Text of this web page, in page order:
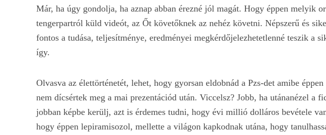
Már, ha úgy gondolja, ha aznap abban érezné jól magát. Hogy éppen melyik
tengerpartról küld videót, az Őt követőknek az nehéz követni. Népszerű és
fontos a tudása, teljesítménye, eredményei megkérdőjelezhetetlenné teszik a
így.
Olvasva az élettörténetét, lehet, hogy gyorsan eldobnád a Pzs-det amibe
nem dícsértek meg a mai prezentációd után. Viccelsz? Jobb, ha utánanézel a
jobban képbe kerülj, azt is érdemes tudni, hogy évi millió dolláros bevétele
hogy éppen lepiramisozol, mellette a világon kapkodnak utána, hogy